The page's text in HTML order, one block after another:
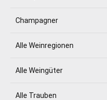
Champagner
Alle Weinregionen
Alle Weingüter
Alle Trauben